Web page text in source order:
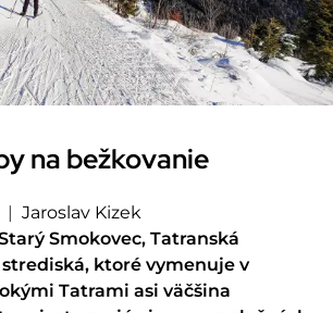
na bežkovanie
| Jaroslav Kizek
Smokovec, Tatranská
ktoré vymenuje v
Tatrami asi väčšina